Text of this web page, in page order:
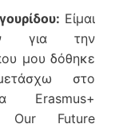
Είμαι
για την
μου δόθηκε
στο
Erasmus+
Our Future